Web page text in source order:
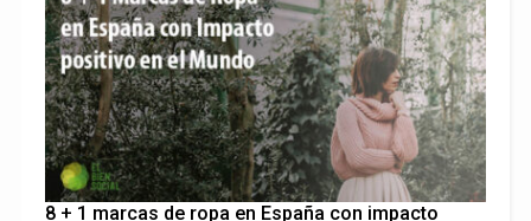
8 + 1 marcas de ropa en España con impacto